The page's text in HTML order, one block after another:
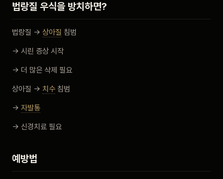
법랑질 우식을 방치하면?
법랑질 → 상아질 침범
→ 시린 증상 시작
→ 더 많은 삭제 필요
상아질 → 치수 침범
→ 자발통
→ 신경치료 필요
예방법